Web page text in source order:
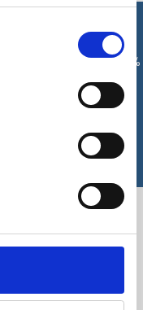
med det samme en 10%